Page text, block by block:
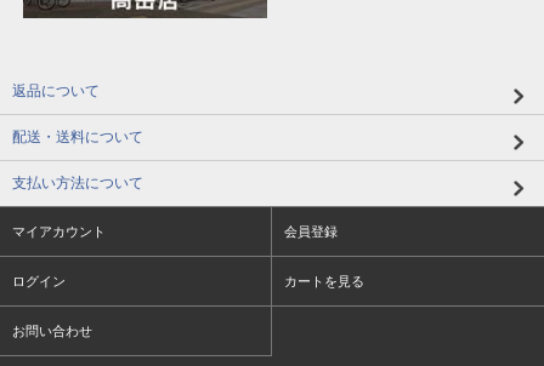
返品について
配送・送料について
支払い方法について
マイアカウント 会員登録
ログイン カートを見る
お問い合わせ